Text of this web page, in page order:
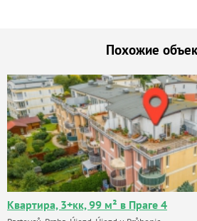
Похожие
Квартира, 3+кк, 99 м² в Праге 4